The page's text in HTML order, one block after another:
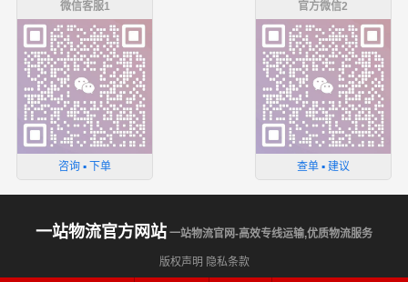
微信客服1
咨询 ▪ 下单
官方微信2
查单 ▪ 建议
一站物流官方网站 一站物流官网-高效专线运输,优质物流服务
版权声明 隐私条款